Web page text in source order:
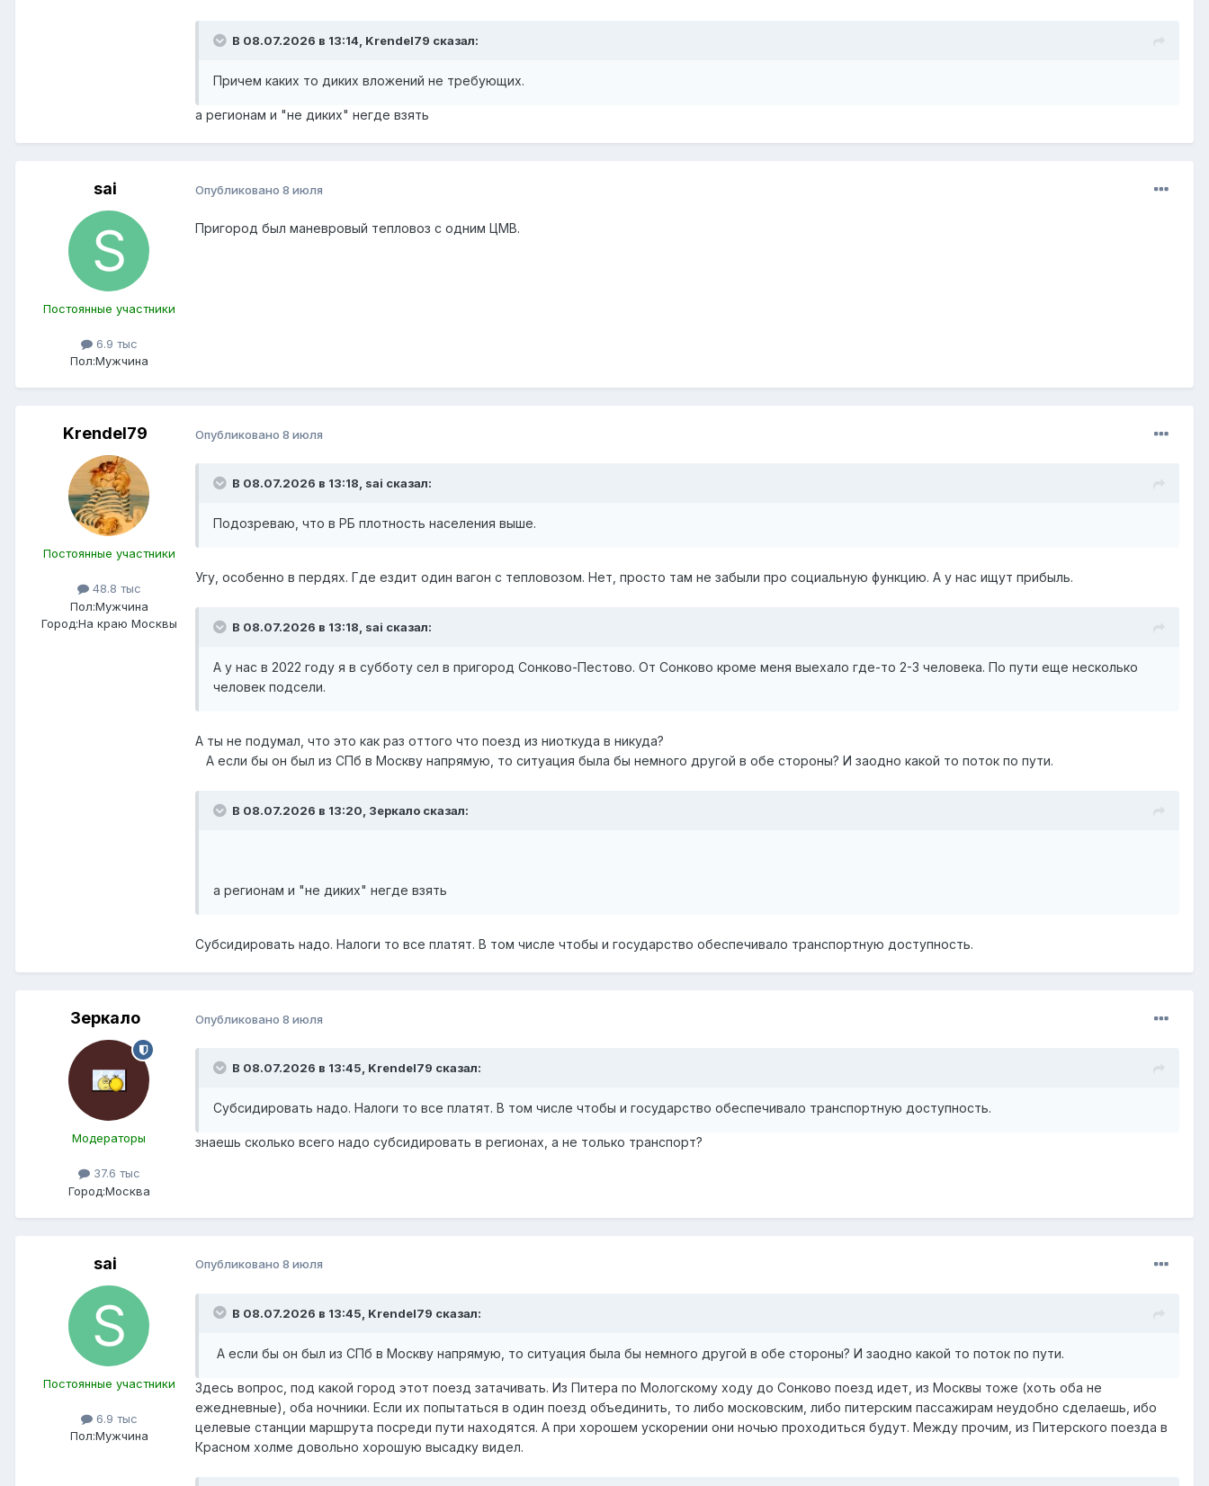
В 08.07.2026 в 13:14, Krendel79 сказал:
Причем каких то диких вложений не требующих.
а регионам и "не диких" негде взять
sai
Постоянные участники
6.9 тыс
Пол:Мужчина
Опубликовано 8 июля
Пригород был маневровый тепловоз с одним ЦМВ.
Krendel79
Постоянные участники
48.8 тыс
Пол:Мужчина
Город:На краю Москвы
Опубликовано 8 июля
В 08.07.2026 в 13:18, sai сказал:
Подозреваю, что в РБ плотность населения выше.
Угу, особенно в пердях. Где ездит один вагон с тепловозом. Нет, просто там не забыли про социальную функцию. А у нас ищут прибыль.
В 08.07.2026 в 13:18, sai сказал:
А у нас в 2022 году я в субботу сел в пригород Сонково-Пестово. От Сонково кроме меня выехало где-то 2-3 человека. По пути еще несколько
человек подсели.
А ты не подумал, что это как раз оттого что поезд из ниоткуда в никуда?
А если бы он был из СПб в Москву напрямую, то ситуация была бы немного другой в обе стороны? И заодно какой то поток по пути.
В 08.07.2026 в 13:20, Зеркало сказал:
а регионам и "не диких" негде взять
Субсидировать надо. Налоги то все платят. В том числе чтобы и государство обеспечивало транспортную доступность.
Зеркало
Модераторы
37.6 тыс
Город:Москва
Опубликовано 8 июля
В 08.07.2026 в 13:45, Krendel79 сказал:
Субсидировать надо. Налоги то все платят. В том числе чтобы и государство обеспечивало транспортную доступность.
знаешь сколько всего надо субсидировать в регионах, а не только транспорт?
sai
Постоянные участники
6.9 тыс
Пол:Мужчина
Опубликовано 8 июля
В 08.07.2026 в 13:45, Krendel79 сказал:
А если бы он был из СПб в Москву напрямую, то ситуация была бы немного другой в обе стороны? И заодно какой то поток по пути.
Здесь вопрос, под какой город этот поезд затачивать. Из Питера по Мологскому ходу до Сонково поезд идет, из Москвы тоже (хоть оба не
ежедневные), оба ночники. Если их попытаться в один поезд объединить, то либо московским, либо питерским пассажирам неудобно сделаешь, ибо
целевые станции маршрута посреди пути находятся. А при хорошем ускорении они ночью проходиться будут. Между прочим, из Питерского поезда в
Красном холме довольно хорошую высадку видел.